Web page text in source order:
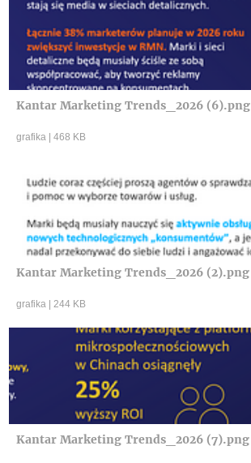
Kantar Marketing Trends_2026 (6).png
grafika 468 KB
Kantar Marketing Trends_2026 (2).png
grafika 244 KB
Kantar Marketing Trends_2026 (7).png